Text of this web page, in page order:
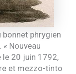
phrygien
Nouveau
le 20 juin 1792,
et mezzo-tinto